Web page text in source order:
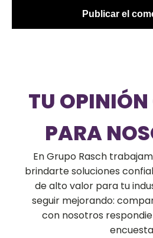
TU
PARA
En Grupo Rasch
brindarte soluciones
de alto valor para tu
seguir mejorando:
con nosotros